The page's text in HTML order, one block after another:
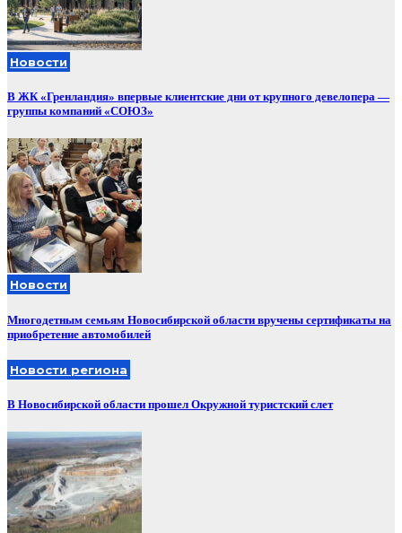
Новости
В ЖК «Гренландия» впервые клиентские дни от крупного девелопера —
группы компаний «СОЮЗ»
Новости
Многодетным семьям Новосибирской области вручены сертификаты на
приобретение автомобилей
Новости региона
В Новосибирской области прошел Окружной туристский слет